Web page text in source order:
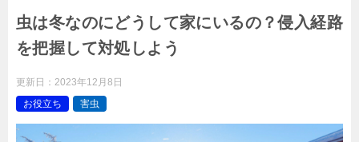
虫は冬なのにどうして家にいるの？侵入経路
を把握して対処しよう
更新日： 2023年12月8日
お役立ち
害虫